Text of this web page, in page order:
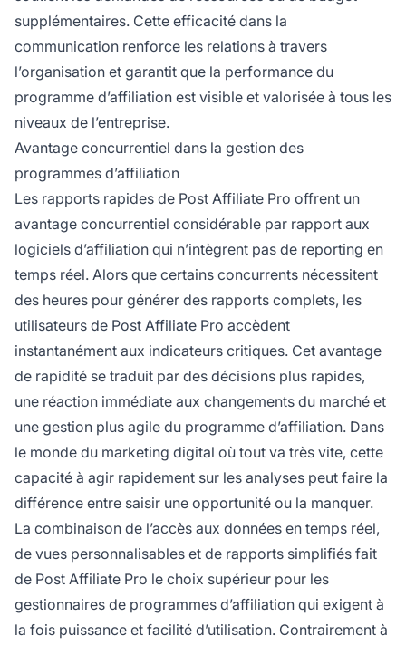
supplémentaires. Cette efficacité dans la
communication renforce les relations à travers
l’organisation et garantit que la performance du
programme d’affiliation est visible et valorisée à tous les
niveaux de l’entreprise.
Avantage concurrentiel dans la gestion des
programmes d’affiliation
Les rapports rapides de Post Affiliate Pro offrent un
avantage concurrentiel considérable par rapport aux
logiciels d’affiliation qui n’intègrent pas de reporting en
temps réel. Alors que certains concurrents nécessitent
des heures pour générer des rapports complets, les
utilisateurs de Post Affiliate Pro accèdent
instantanément aux indicateurs critiques. Cet avantage
de rapidité se traduit par des décisions plus rapides,
une réaction immédiate aux changements du marché et
une gestion plus agile du programme d’affiliation. Dans
le monde du marketing digital où tout va très vite, cette
capacité à agir rapidement sur les analyses peut faire la
différence entre saisir une opportunité ou la manquer.
La combinaison de l’accès aux données en temps réel,
de vues personnalisables et de rapports simplifiés fait
de Post Affiliate Pro le choix supérieur pour les
gestionnaires de programmes d’affiliation qui exigent à
la fois puissance et facilité d’utilisation. Contrairement à